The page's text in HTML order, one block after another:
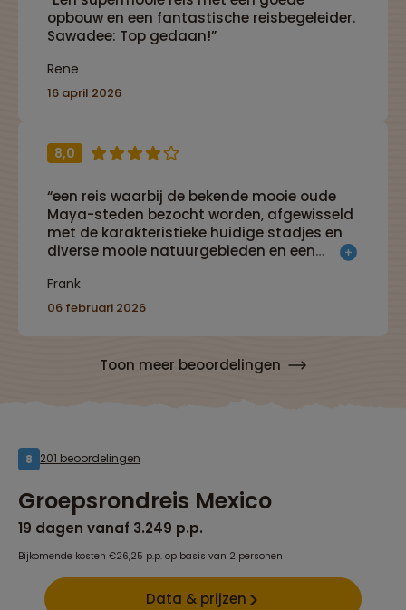
opbouw en een fantastische reisbegeleider.
Sawadee: Top gedaan!”
Rene
16 april 2026
8,0
“een reis waarbij de bekende mooie oude
Maya-steden bezocht worden, afgewisseld
met de karakteristieke huidige stadjes en
diverse mooie natuurgebieden en een
dagen aan de kust. Met een enthousiaste
en goede lokale reisbegeleider (Mitch)”
Frank
06 februari 2026
Toon meer beoordelingen
8 201 beoordelingen
Groepsrondreis Mexico
19 dagen vanaf 3.249 p.p.
Bijkomende kosten €26,25 p.p. op basis van 2 personen
Data & prijzen